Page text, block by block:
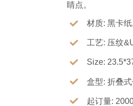
睛点。
材质: 黑卡
工艺: 压纹
Size:
盒型: 折叠
起订量: